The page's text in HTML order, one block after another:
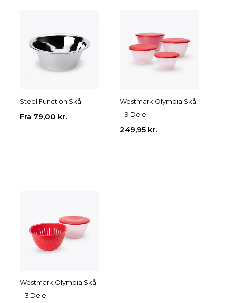
Steel Function Skål
Fra 79,00 kr.
Westmark Olympia Skål
– 9 Dele
249,95 kr.
Westmark Olympia Skål
– 3 Dele